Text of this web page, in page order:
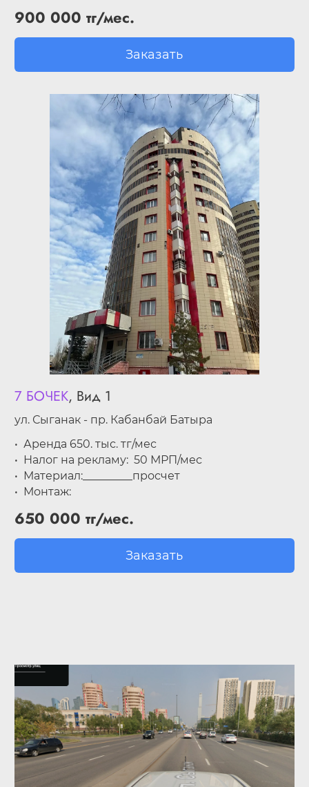
900 000 тг/мес.
Заказать
7 БОЧЕК, Вид 1
ул. Сыганак - пр. Кабанбай Батыра
Аренда 650. тыс. тг/мес
Налог на рекламу: 50 МРП/мес
Материал:_________просчет
Монтаж:
650 000 тг/мес.
Заказать